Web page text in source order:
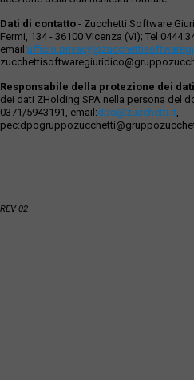
Dati di contatto - Zucchetti Software
Fermi, 134 - 36100 Vicenza (VI); Tel
email:
Responsabile della protezione dei dati
dei dati ZHolding SPA nella persona del
0371/5943191, email:dpo@zucchetti.it,
REV 02